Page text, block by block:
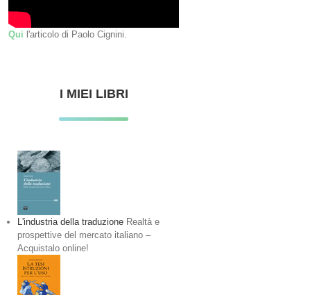
Qui l'articolo di Paolo Cignini.
I MIEI LIBRI
L'industria della traduzioneRealtà e
prospettive del mercato italiano –
Acquistalo online!